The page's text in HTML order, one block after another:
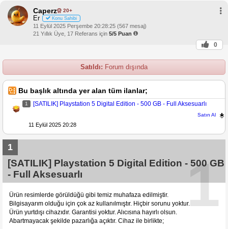
Caperz 20+
Er Konu Sahibi
11 Eylül 2025 Perşembe 20:28:25 (567 mesaj)
21 Yıllık Üye, 17 Referans için 5/5 Puan
0
Satıldı: Forum dışında
Bu başlık altında yer alan tüm ilanlar;
1 [SATILIK] Playstation 5 Digital Edition - 500 GB - Full Aksesuarlı
Satın Al
11 Eylül 2025 20:28
1
1
[SATILIK] Playstation 5 Digital Edition - 500 GB
- Full Aksesuarlı
Ürün resimlerde görüldüğü gibi temiz muhafaza edilmiştir.
Bilgisayarım olduğu için çok az kullanılmıştır. Hiçbir sorunu yoktur.
Ürün yurtdışı cihazıdır. Garantisi yoktur. Alıcısına hayırlı olsun.
Abartmayacak şekilde pazarlığa açıktır. Cihaz ile birlikte;